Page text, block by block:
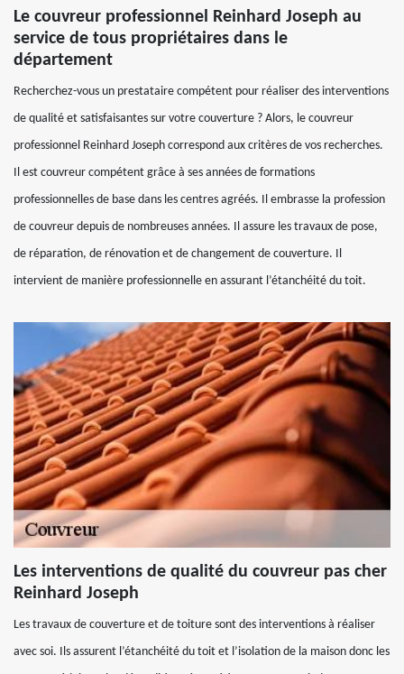
Le couvreur professionnel Reinhard Joseph au
service de tous propriétaires dans le
département
Recherchez-vous un prestataire compétent pour réaliser des interventions
de qualité et satisfaisantes sur votre couverture ? Alors, le couvreur
professionnel Reinhard Joseph correspond aux critères de vos recherches.
Il est couvreur compétent grâce à ses années de formations
professionnelles de base dans les centres agréés. Il embrasse la profession
de couvreur depuis de nombreuses années. Il assure les travaux de pose,
de réparation, de rénovation et de changement de couverture. Il
intervient de manière professionnelle en assurant l’étanchéité du toit.
Les interventions de qualité du couvreur pas cher
Reinhard Joseph
Les travaux de couverture et de toiture sont des interventions à réaliser
avec soi. Ils assurent l’étanchéité du toit et l’isolation de la maison donc les